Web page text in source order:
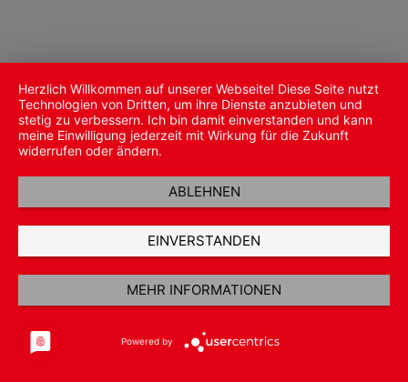
Herzlich Willkommen auf unserer Webseite! Diese Seite nutzt
Technologien von Dritten, um ihre Dienste anzubieten und
stetig zu verbessern. Ich bin damit einverstanden und kann
meine Einwilligung jederzeit mit Wirkung für die Zukunft
widerrufen oder ändern.
ABLEHNEN
EINVERSTANDEN
MEHR INFORMATIONEN
Powered by